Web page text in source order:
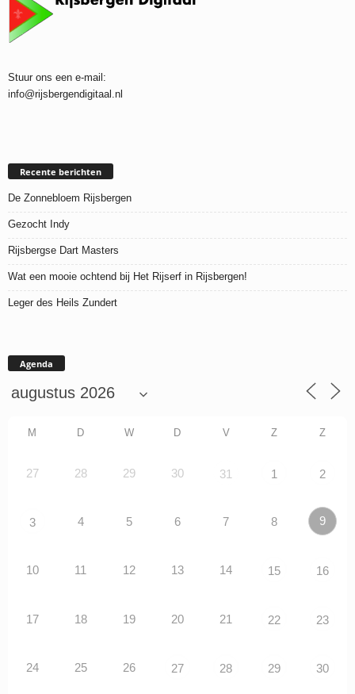
Stuur ons een e-mail:
info@rijsbergendigitaal.nl
Recente berichten
De Zonnebloem Rijsbergen
Gezocht Indy
Rijsbergse Dart Masters
Wat een mooie ochtend bij Het Rijserf in Rijsbergen!
Leger des Heils Zundert
Agenda
M D W D V Z Z
27 28 29 30 31 1 2
3 4 5 6 7 8 9
10 11 12 13 14 15 16
17 18 19 20 21 22 23
24 25 26 27 28 29 30